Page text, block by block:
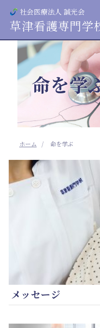
命を学
ホーム 命を学ぶ
社会医療法人 誠光会
草津看護専門学
メッセージ